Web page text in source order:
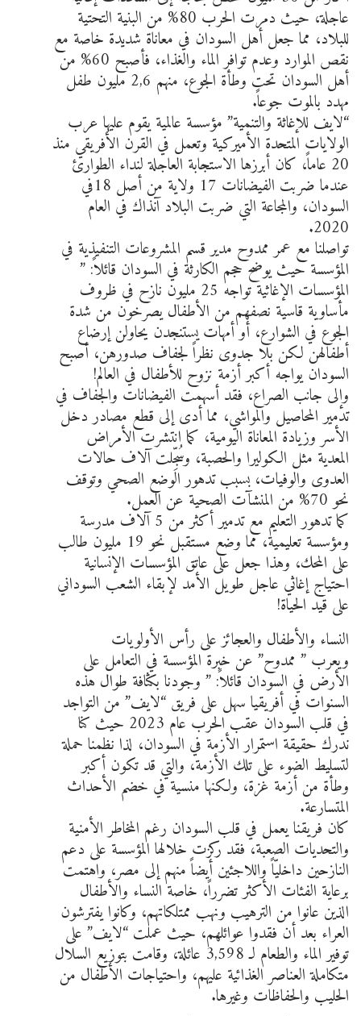
عاجلة، حيث دمرت الحرب 80% من البنية التحتية
للبلاد، مما جعل أهل السودان في معاناة شديدة خاصة مع
نقص الموارد وعدم توافر الماء والغذاء، فأصبح 60% من
أهل السودان تحت وطأة الجوع، منهم 2,6 مليون طفل
مهدد بالموت جوعاً.
“لايف للإغاثة والتنمية” مؤسسة عالمية يقوم عليها عرب
الولايات المتحدة الأميركية وتعمل في القرن الأفريقي منذ
20 عاماً، كان أبرزها الاستجابة العاجلة لنداء الطوارئ
عندما ضربت الفيضانات 17 ولاية من أصل 18في
السودان، والمجاعة التي ضربت البلاد آنذاك في العام
2020.
تواصلنا مع عمر ممدوح مدير قسم المشروعات التنفيذية في
المؤسسة حيث يوضح حجم الكارثة في السودان قائلاً: ”
المؤسسات الإغاثية تواجه 25 مليون نازح في ظروف
مأساوية قاسية نصفهم من الأطفال يصرخون من شدة
الجوع في الشوارع، أو أمهات يستنجدن يحاولن إرضاع
أطفالهن لكن بلا جدوى نظراً لجفاف صدورهن، أصبح
السودان يواجه أكبر أزمة نزوح للأطفال في العالم!
وإلى جانب الصراع، فقد أسهمت الفيضانات والجفاف في
تدمير المحاصيل والمواشي، مما أدى إلى قطع مصادر دخل
الأسر وزيادة المعاناة اليومية، كما انتشرت الأمراض
المعدية مثل الكوليرا والحصبة، وسُجِّلت آلاف حالات
العدوى والوفيات، بسبب تدهور الوضع الصحي وتوقف
نحو 70% من المنشآت الصحية عن العمل.
كما تدهور التعليم مع تدمير أكثر من 5 آلاف مدرسة
ومؤسسة تعليمية، مما وضع مستقبل نحو 19 مليون طالب
على المحك، وهذا جعل على عاتق المؤسسات الإنسانية
احتياج إغاثي عاجل طويل الأمد لإبقاء الشعب السوداني
على قيد الحياة!
النساء والأطفال والعجائز على رأس الأولويات
ويعرب ” ممدوح” عن خبرة المؤسسة في التعامل على
الأرض في السودان قائلاً: ” وجودنا بكثافة طوال هذه
السنوات في أفريقيا سهل على فريق “لايف” من التواجد
في قلب السودان عقب الحرب عام 2023 حيث كنا
ندرك حقيقة استمرار الأزمة في السودان، لذا نظمنا حملة
لتسليط الضوء على تلك الأزمة، والتي قد تكون أكبر
وطأة من أزمة غزة، ولكنها منسية في خضم الأحداث
المتسارعة.
كان فريقنا يعمل في قلب السودان رغم المخاطر الأمنية
والتحديات الصعبة، فقد ركزت خلالها المؤسسة على دعم
النازحين داخليّاً واللاجئين أيضاً منهم إلى مصر، واهتمت
برعاية الفئات الأكثر تضرراً، خاصة النساء والأطفال
الذين عانوا من الترهيب ونهب ممتلكاتهم، وكانوا يفترشون
العراء بعد أن فقدوا عوائلهم، حيث عملت “لايف” على
توفير الماء والطعام لـ 3,598 عائلة، وقامت بتوزيع السلال
متكاملة العناصر الغذائية عليهم، واحتياجات الأطفال من
الحليب والحفاظات وغيرها.